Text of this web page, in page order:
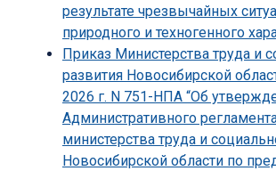
результате чрезвычайных
природного и техногенного
Приказ Министерства труда и
развития Новосибирской
2026 г. N 751-НПА “Об
Административного
министерства труда и
Новосибирской области по